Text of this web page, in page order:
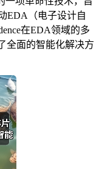
EDA（电子设计自
在EDA领域的多
全面的智能化解决方